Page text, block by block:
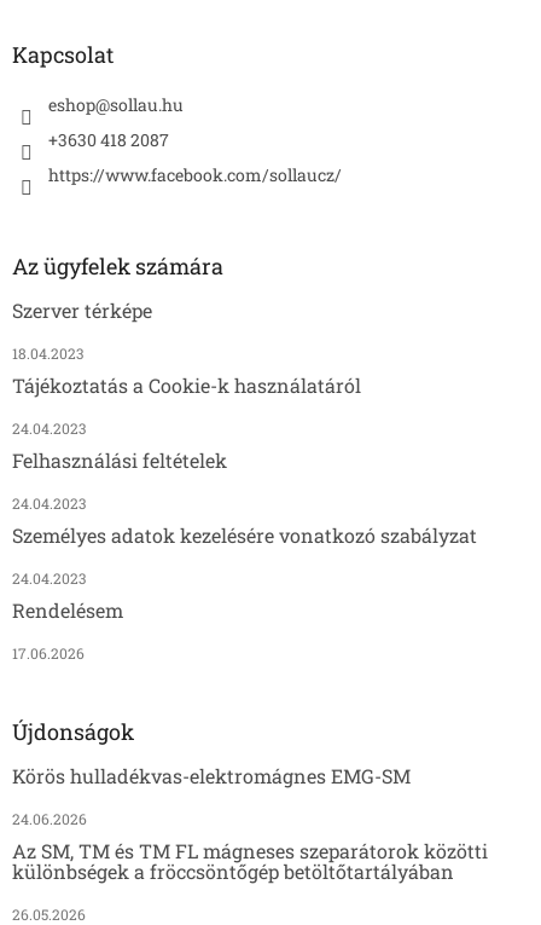
Kapcsolat
eshop@sollau.hu
+3630 418 2087
https://www.facebook.com/sollaucz/
Az ügyfelek számára
Szerver térképe
18.04.2023
Tájékoztatás a Cookie-k használatáról
24.04.2023
Felhasználási feltételek
24.04.2023
Személyes adatok kezelésére vonatkozó szabályzat
24.04.2023
Rendelésem
17.06.2026
Újdonságok
Körös hulladékvas-elektromágnes EMG-SM
24.06.2026
Az SM, TM és TM FL mágneses szeparátorok közötti
különbségek a fröccsöntőgép betöltőtartályában
26.05.2026